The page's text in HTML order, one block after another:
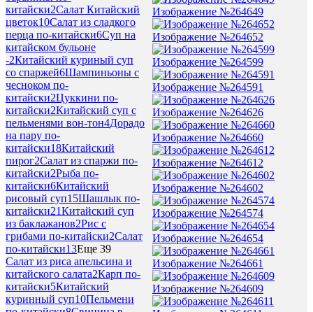
китайски2Салат Китайский
цветок10Салат из сладкого
перца по-китайски6Суп на
китайском бульоне
-2Китайский куриный суп
со спаржей6Шампиньоны с
чесноком по-
китайски2Цуккини по-
китайски2Китайский суп с
пельменями вон-тон4Дорадо
на пару по-
китайски18Китайский
пирог2Салат из спаржи по-
китайски2Рыба по-
китайски6Китайский
рисовый суп15Шашлык по-
китайски21Китайский суп
из баклажанов2Рис с
грибами по-китайски2Салат
по-китайски13Еще 39
Салат из риса апельсина и
китайского салата2Карп по-
китайски5Китайский
куринный суп10Пельмени
Изображение №264649
Изображение №264652
Изображение №264599
Изображение №264591
Изображение №264626
Изображение №264660
Изображение №264612
Изображение №264602
Изображение №264574
Изображение №264654
Изображение №264661
Изображение №264609